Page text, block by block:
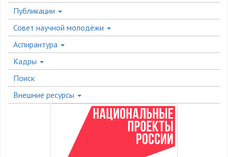
Публикации
Совет научной молодёжи
Аспирантура
Кадры
Поиск
Внешние ресурсы